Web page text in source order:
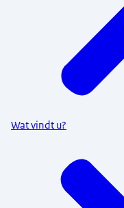
Wat vindt u?